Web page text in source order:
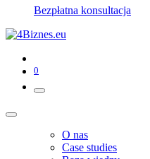
Bezpłatna konsultacja
0
O nas
Case studies